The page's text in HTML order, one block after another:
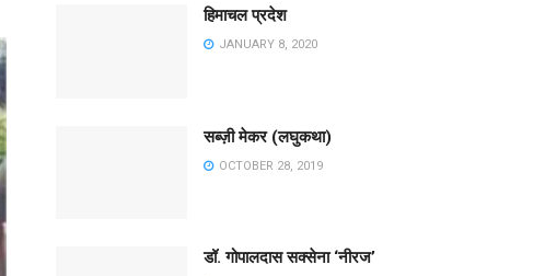
हिमाचल प्रदेश
JANUARY 8, 2020
सब्ज़ी मेकर (लघुकथा)
OCTOBER 28, 2019
डॉ. गोपालदास सक्सेना ‘नीरज’